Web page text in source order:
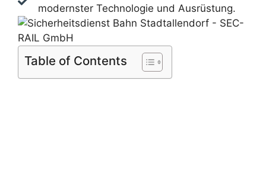
modernster Technologie und Ausrüstung.
Table of Contents